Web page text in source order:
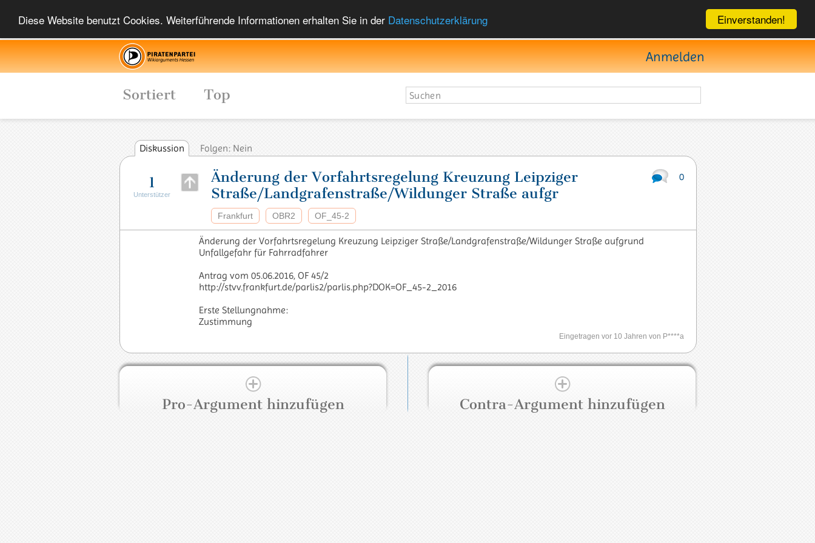
Einverstanden!
Diese Website benutzt Cookies. Weiterführende Informationen erhalten Sie in der Datenschutzerklärung
Anmelden
Sortiert Top
Diskussion Folgen: Nein
1
Unterstützer
Änderung der Vorfahrtsregelung Kreuzung Leipziger
Straße/Landgrafenstraße/Wildunger Straße aufgr
0
Frankfurt OBR2 OF_45-2
Änderung der Vorfahrtsregelung Kreuzung Leipziger Straße/Landgrafenstraße/Wildunger Straße aufgrund
Unfallgefahr für Fahrradfahrer
Antrag vom 05.06.2016, OF 45/2
http://stvv.frankfurt.de/parlis2/parlis.php?DOK=OF_45-2_2016
Erste Stellungnahme:
Zustimmung
Eingetragen vor 10 Jahren von P****a
Pro-Argument hinzufügen Contra-Argument hinzufügen